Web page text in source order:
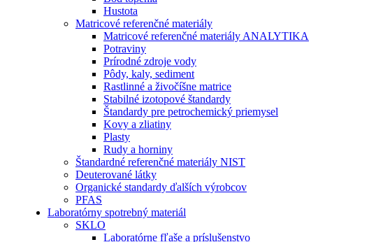
Hustota
Matricové referenčné materiály
Matricové referenčné materiály ANALYTIKA
Potraviny
Prírodné zdroje vody
Pôdy, kaly, sediment
Rastlinné a živočíšne matrice
Stabilné izotopové štandardy
Štandardy pre petrochemický priemysel
Kovy a zliatiny
Plasty
Rudy a horniny
Štandardné referenčné materiály NIST
Deuterované látky
Organické standardy ďalších výrobcov
PFAS
Laboratórny spotrebný materiál
SKLO
Laboratórne fľaše a príslušenstvo